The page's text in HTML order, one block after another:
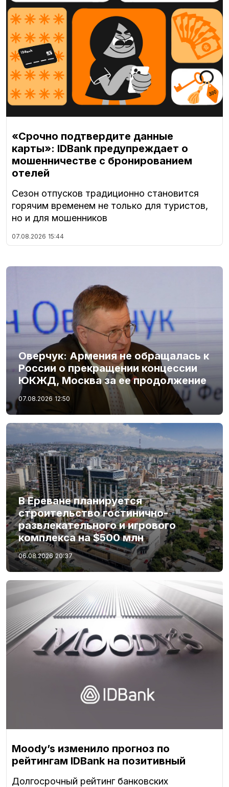
«Срочно подтвердите данные
карты»: IDBank предупреждает о
мошенничестве с бронированием
отелей
Сезон отпусков традиционно становится
горячим временем не только для туристов,
но и для мошенников
07.08.2026 15:44
Оверчук: Армения не обращалась к
России о прекращении концессии
ЮКЖД, Москва за ее продолжение
07.08.2026 12:50
В Ереване планируется
строительство гостинично-
развлекательного и игрового
комплекса на $500 млн
06.08.2026 20:37
Moody’s изменило прогноз по
рейтингам IDBank на позитивный
Долгосрочный рейтинг банковских